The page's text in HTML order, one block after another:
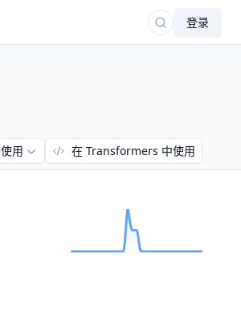
登录
使用 在 Transformers 中使用